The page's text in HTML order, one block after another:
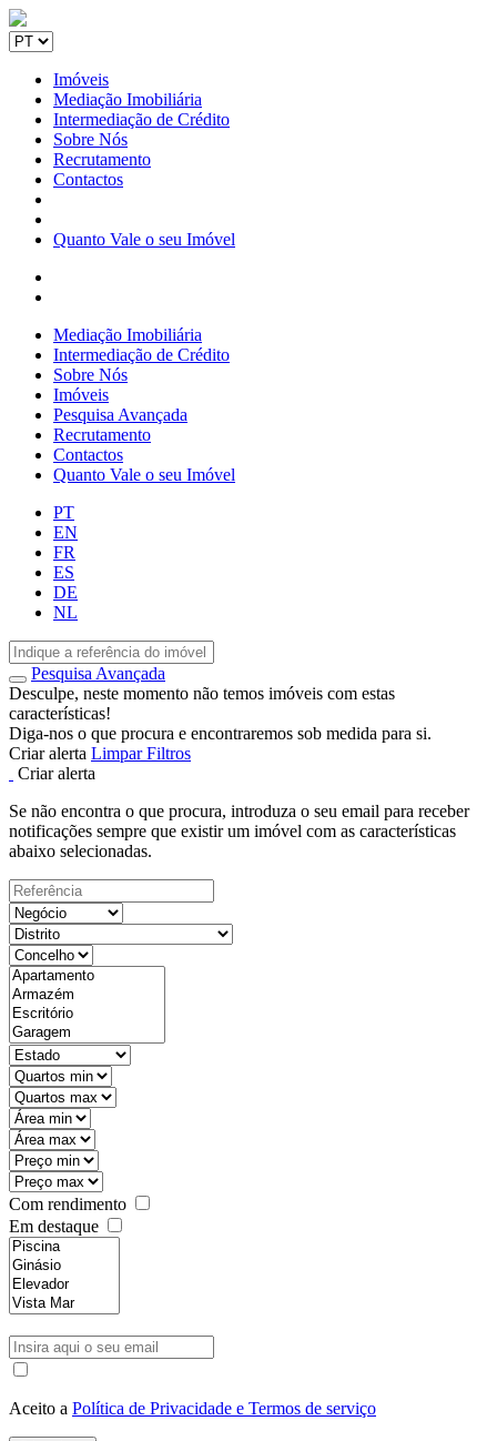
Imóveis
Mediação Imobiliária
Intermediação de Crédito
Sobre Nós
Recrutamento
Contactos
Quanto Vale o seu Imóvel
Mediação Imobiliária
Intermediação de Crédito
Sobre Nós
Imóveis
Pesquisa Avançada
Recrutamento
Contactos
Quanto Vale o seu Imóvel
PT
EN
FR
ES
DE
NL
Pesquisa Avançada
Desculpe, neste momento não temos imóveis com estas
características!
Diga-nos o que procura e encontraremos sob medida para si.
Criar alerta Limpar Filtros
Criar alerta
Se não encontra o que procura, introduza o seu email para receber
notificações sempre que existir um imóvel com as características
abaixo selecionadas.
Com rendimento
Em destaque
Aceito a Política de Privacidade e Termos de serviço